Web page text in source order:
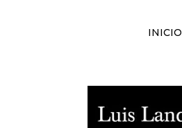
INICIO